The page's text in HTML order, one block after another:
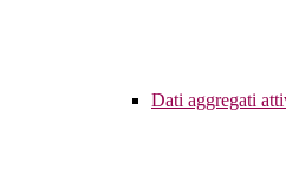
Dati aggregati